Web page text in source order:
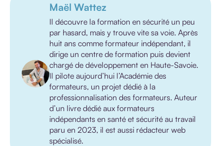
Maël Wattez
Il découvre la formation en sécurité un peu
par hasard, mais y trouve vite sa voie. Après
huit ans comme formateur indépendant, il
dirige un centre de formation puis devient
chargé de développement en Haute-Savoie.
Il pilote aujourd’hui l’Académie des
formateurs, un projet dédié à la
professionnalisation des formateurs. Auteur
d’un livre dédié aux formateurs
indépendants en santé et sécurité au travail
paru en 2023, il est aussi rédacteur web
spécialisé.